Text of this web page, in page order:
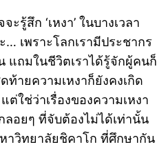
ะรู้สึก ‘เหงา’ ในบางเวลา
เพราะโลกเรามีประชากร
แถมในชีวิตเราได้รู้จักผู้คนก็
ท้ายความเหงาก็ยังคงเกิด
ต่ใช่ว่าเรื่องของความเหงา
ลอยๆ ที่จับต้องไม่ได้เท่านั้น
าวิทยาลัยชิคาโก ที่ศึกษากัน